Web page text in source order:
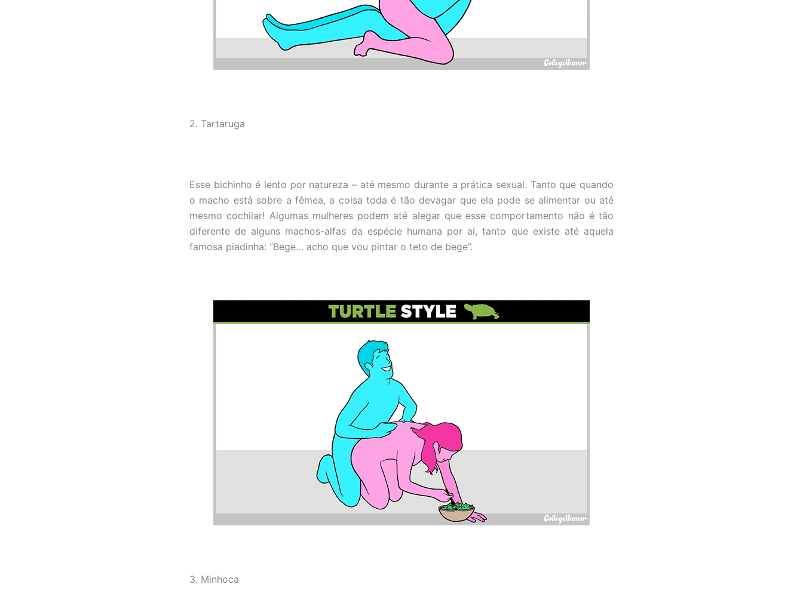
2. Tartaruga
Esse bichinho é lento por natureza – até mesmo durante a prática sexual. Tanto que quando
o macho está sobre a fêmea, a coisa toda é tão devagar que ela pode se alimentar ou até
mesmo cochilar! Algumas mulheres podem até alegar que esse comportamento não é tão
diferente de alguns machos-alfas da espécie humana por aí, tanto que existe até aquela
famosa piadinha: “Bege… acho que vou pintar o teto de bege”.
3. Minhoca